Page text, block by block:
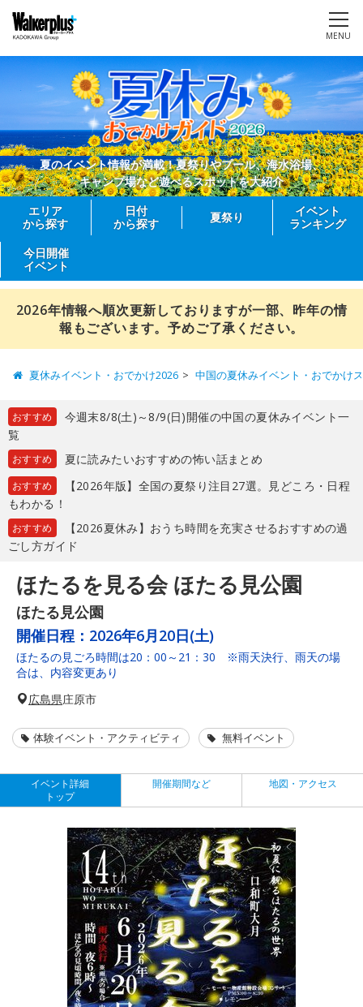
MENU
夏のイベント情報が満載！夏祭りやプール、海水浴場、
キャンプ場など遊べるスポットを大紹介
エリア
から探す
日付
から探す
夏祭り
イベント
ランキング
今日開催
イベント
2026年情報へ順次更新しておりますが一部、昨年の情
報もございます。予めご了承ください。
夏休みイベント・おでかけ2026 中国の夏休みイベント・おでかけ
おすすめ
今週末8/8(土)～8/9(日)開催の中国の夏休みイベント一
覧
おすすめ 夏に読みたいおすすめの怖い話まとめ
おすすめ
【2026年版】全国の夏祭り注目27選。見どころ・日程
もわかる！
おすすめ
【2026夏休み】おうち時間を充実させるおすすめの過
ごし方ガイド
ほたるを見る会 ほたる見公園
ほたる見公園
開催日程： 2026年6月20日(土)
ほたるの見ごろ時間は20：00～21：30 ※雨天決行、雨天の場
合は、内容変更あり
広島県庄原市
体験イベント・アクティビティ 無料イベント
イベント詳細
トップ
開催期間など 地図・アクセス